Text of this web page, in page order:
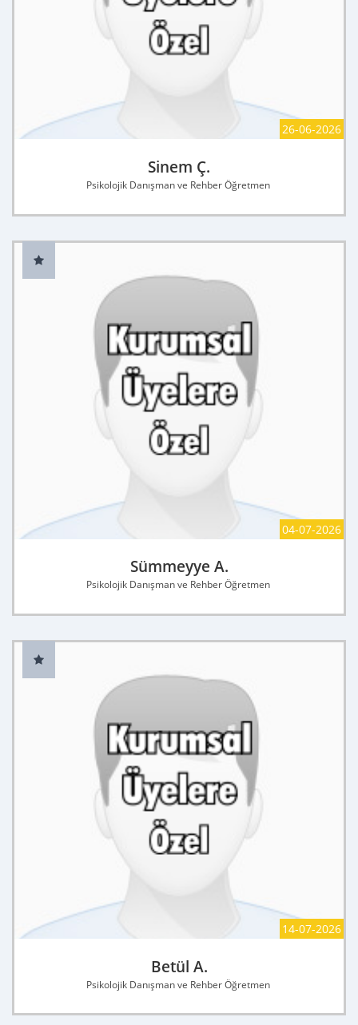
26-06-2026
Sinem Ç.
Psikolojik Danışman ve Rehber Öğretmen
04-07-2026
Sümmeyye A.
Psikolojik Danışman ve Rehber Öğretmen
14-07-2026
Betül A.
Psikolojik Danışman ve Rehber Öğretmen